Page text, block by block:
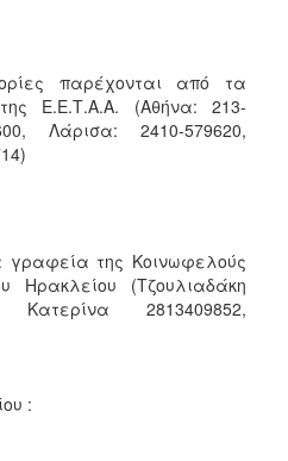
παρέχονται από τα
Ε.Ε.Τ.Α.Α. (Αθήνα: 213-
Λάρισα: 2410-579620,
της Κοινωφελούς
Ηρακλείου (Τζουλιαδάκη
2813409852,
: